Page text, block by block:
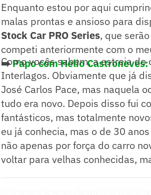
Enquanto estou por aqui
malas prontas e ansioso para
Stock Car PRO Series, que
competi anteriormente com o
➡️Papo com Helio
Como vocês sabem, a estreia
Interlagos. Obviamente que já
José Carlos Pace, mas naquela
tudo era novo. Depois disso fui
fantásticos, mas totalmente
eu já conhecia, mas o de 30
não apenas por força do carro
voltar para velhas conhecidas,